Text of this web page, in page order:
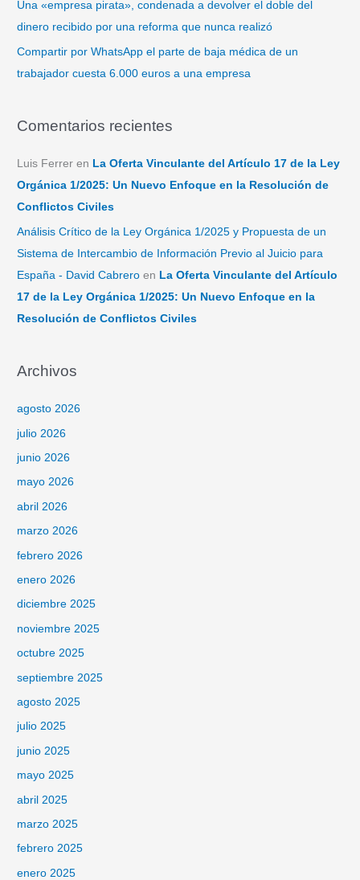
Una «empresa pirata», condenada a devolver el doble del
dinero recibido por una reforma que nunca realizó
Compartir por WhatsApp el parte de baja médica de un
trabajador cuesta 6.000 euros a una empresa
Comentarios recientes
Luis Ferrer en La Oferta Vinculante del Artículo 17 de la Ley
Orgánica 1/2025: Un Nuevo Enfoque en la Resolución de
Conflictos Civiles
Análisis Crítico de la Ley Orgánica 1/2025 y Propuesta de un
Sistema de Intercambio de Información Previo al Juicio para
España - David Cabrero en La Oferta Vinculante del Artículo
17 de la Ley Orgánica 1/2025: Un Nuevo Enfoque en la
Resolución de Conflictos Civiles
Archivos
agosto 2026
julio 2026
junio 2026
mayo 2026
abril 2026
marzo 2026
febrero 2026
enero 2026
diciembre 2025
noviembre 2025
octubre 2025
septiembre 2025
agosto 2025
julio 2025
junio 2025
mayo 2025
abril 2025
marzo 2025
febrero 2025
enero 2025